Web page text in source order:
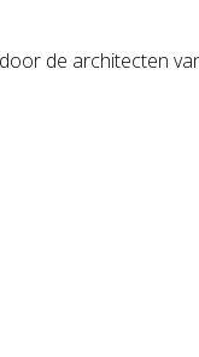
de architecten